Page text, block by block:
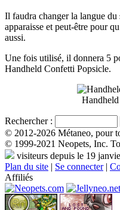
Il faudra changer la langue
apparaisse et peut-être pour
aussi.
Une fois utilisé, il donnera 5
Handheld Confetti Popsicle.
Rechercher :
© 2012-2026 Métaneo, pour
© 1999-2021 Neopets, Inc.
visiteurs depuis le 19
Plan du site | Se connecter|
Affiliés